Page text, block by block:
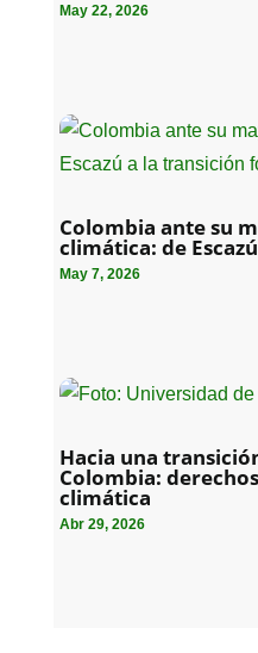
May 22, 2026
Colombia ante su
climática: de
May 7, 2026
Hacia una
Colombia:
climática
Abr 29, 2026